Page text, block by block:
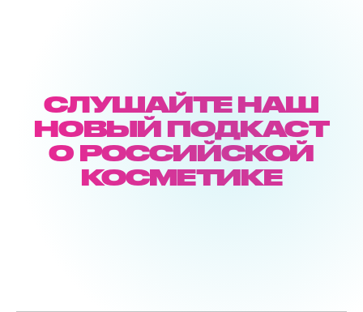
СЛУШАЙТЕ НАШ
НОВЫЙ ПОДКАСТ
О РОССИЙСКОЙ
КОСМЕТИКЕ